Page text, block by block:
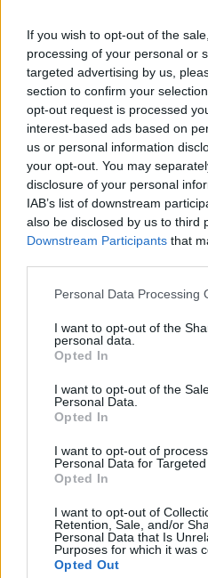
If you wish to opt-out of the
processing of your personal or
targeted advertising by us,
section to confirm your
opt-out request is processed
interest-based ads based on
us or personal information
your opt-out. You may
disclosure of your personal
IAB’s list of downstream
also be disclosed by us to third
Downstream Participants that
Personal Data Processing
I want to opt-out of the
personal data.
Opted In
I want to opt-out of the
Personal Data.
Opted In
I want to opt-out of
Personal Data for Targeted
Opted In
I want to opt-out of
Retention, Sale, and/or
Personal Data that Is
Purposes for which it was
Opted Out
Θέσεις εργασίας
Όλες οι Θέσεις Εργασίας
Θέσεις Εργασίας ανά Ειδικότητα
Κέντρο Βοήθειας
Υπηρεσίες υποψηφίων
Καταχώρηση Online Βιογραφικού